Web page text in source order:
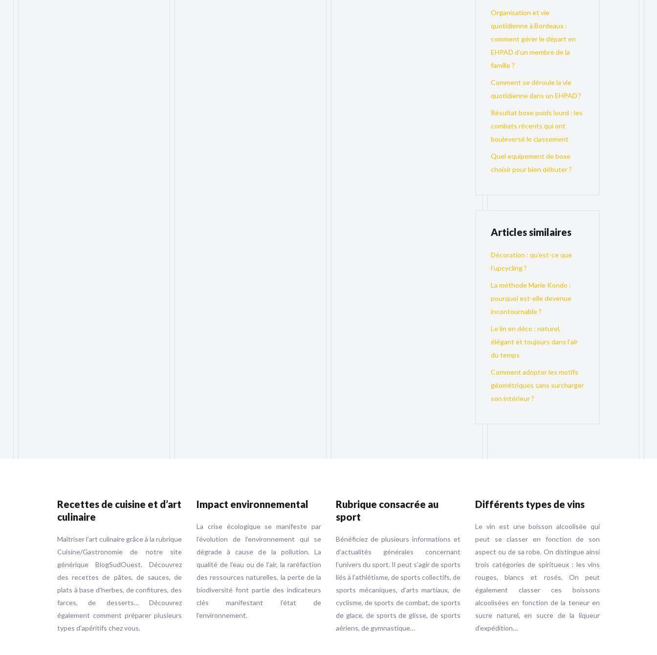
Organisation et vie
quotidienne à Bordeaux :
comment gérer le départ en
EHPAD d’un membre de la
famille ?
Comment se déroule la vie
quotidienne dans un EHPAD ?
Résultat boxe poids lourd : les
combats récents qui ont
bouleversé le classement
Quel equipement de boxe
choisir pour bien débuter ?
Articles similaires
Décoration : qu’est-ce que
l’upcycling ?
La méthode Marie Kondo :
pourquoi est-elle devenue
incontournable ?
Le lin en déco : naturel,
élégant et toujours dans l’air
du temps
Comment adopter les motifs
géométriques sans surcharger
son intérieur ?
Recettes de cuisine et d’art
culinaire
Maîtriser l’art culinaire grâce à la rubrique
Cuisine/Gastronomie de notre site
générique BlogSudOuest. Découvrez
des recettes de pâtes, de sauces, de
plats à base d’herbes, de confitures, des
farces, de desserts… Découvrez
également comment préparer plusieurs
types d'apéritifs chez vous.
Impact environnemental
La crise écologique se manifeste par
l’évolution de l’environnement qui se
dégrade à cause de la pollution. La
qualité de l’eau ou de l’air, la raréfaction
des ressources naturelles, la perte de la
biodiversité font partie des indicateurs
clés manifestant l’état de
l’environnement.
Rubrique consacrée au
sport
Bénéficiez de plusieurs informations et
d’actualités générales concernant
l’univers du sport. Il peut s’agir de sports
liés à l’athlétisme, de sports collectifs, de
sports mécaniques, d’arts martiaux, de
cyclisme, de sports de combat, de sports
de glace, de sports de glisse, de sports
aériens, de gymnastique…
Différents types de vins
Le vin est une boisson alcoolisée qui
peut se classer en fonction de son
aspect ou de sa robe. On distingue ainsi
trois catégories de spiritueux : les vins
rouges, blancs et rosés. On peut
également classer ces boissons
alcoolisées en fonction de la teneur en
sucre naturel, en sucre de la liqueur
d’expédition…